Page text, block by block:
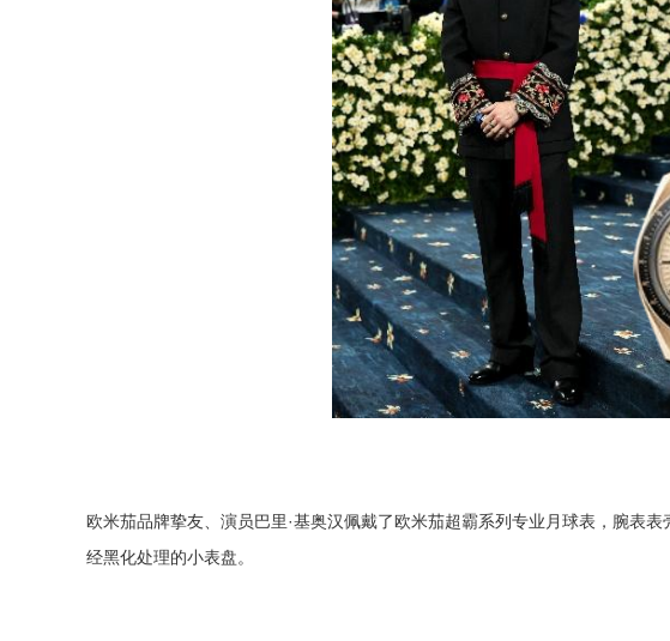
欧米茄品牌挚友、演员巴里·基奥汉佩戴了欧米茄超霸系列专业月球表，腕表
经黑化处理的小表盘。